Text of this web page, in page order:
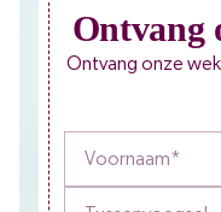
Ontvang
Ontvang onze